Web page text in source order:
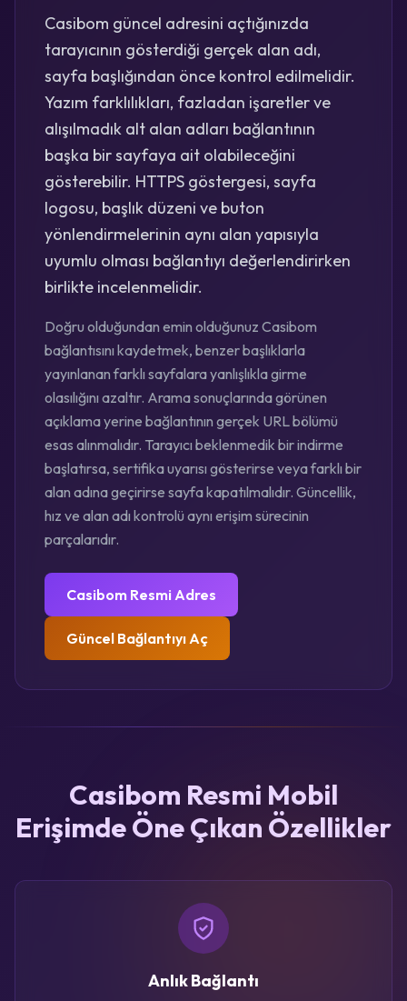
Casibom güncel adresini açtığınızda
tarayıcının gösterdiği gerçek alan adı,
sayfa başlığından önce kontrol edilmelidir.
Yazım farklılıkları, fazladan işaretler ve
alışılmadık alt alan adları bağlantının
başka bir sayfaya ait olabileceğini
gösterebilir. HTTPS göstergesi, sayfa
logosu, başlık düzeni ve buton
yönlendirmelerinin aynı alan yapısıyla
uyumlu olması bağlantıyı değerlendirirken
birlikte incelenmelidir.
Doğru olduğundan emin olduğunuz Casibom
bağlantısını kaydetmek, benzer başlıklarla
yayınlanan farklı sayfalara yanlışlıkla girme
olasılığını azaltır. Arama sonuçlarında görünen
açıklama yerine bağlantının gerçek URL bölümü
esas alınmalıdır. Tarayıcı beklenmedik bir indirme
başlatırsa, sertifika uyarısı gösterirse veya farklı bir
alan adına geçirirse sayfa kapatılmalıdır. Güncellik,
hız ve alan adı kontrolü aynı erişim sürecinin
parçalarıdır.
Casibom Resmi Adres
Güncel Bağlantıyı Aç
Casibom Resmi Mobil
Erişimde Öne Çıkan Özellikler
Anlık Bağlantı